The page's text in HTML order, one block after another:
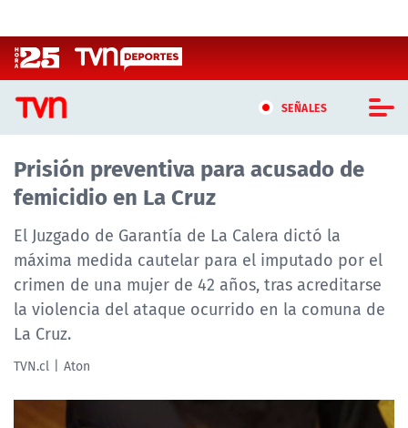
SEÑALES
CASTING MASTERCHEF CHILE
CASTING TVN VERTICAL
TVN VERTICAL
TVN PLAY
PROGRAMAS
Prisión preventiva para acusado de
femicidio en La Cruz
El Juzgado de Garantía de La Calera dictó la
máxima medida cautelar para el imputado por el
crimen de una mujer de 42 años, tras acreditarse
la violencia del ataque ocurrido en la comuna de
La Cruz.
TVN.cl Aton